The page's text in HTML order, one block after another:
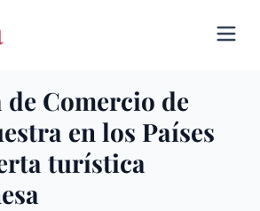
de Comercio de
en los Países
turística